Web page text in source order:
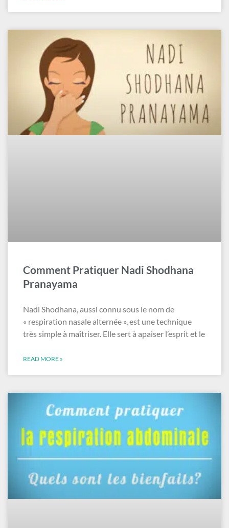
Comment Pratiquer Nadi Shodhana
Pranayama
Nadi Shodhana, aussi connu sous le nom de
« respiration nasale alternée », est une technique
très simple à maîtriser. Elle sert à apaiser l’esprit et le
READ MORE »